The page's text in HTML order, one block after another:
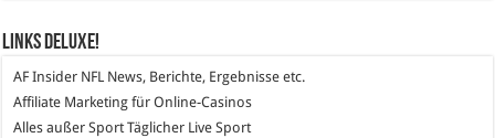
Links DeLuXe!
AF Insider NFL News, Berichte, Ergebnisse etc.
Affiliate Marketing für Online-Casinos
Alles außer SportTäglicher Live Sport